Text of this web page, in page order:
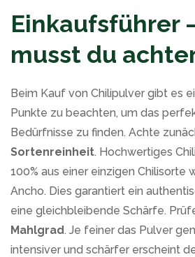
Einkaufsführer
musst du
Beim Kauf von Chilipulver gibt es
Punkte zu beachten, um das
Bedürfnisse zu finden. Achte
Sortenreinheit. Hochwertiges
100% aus einer einzigen Chilisorte
Ancho. Dies garantiert ein
eine gleichbleibende Schärfe.
Mahlgrad. Je feiner das Pulver
intensiver und schärfer erscheint